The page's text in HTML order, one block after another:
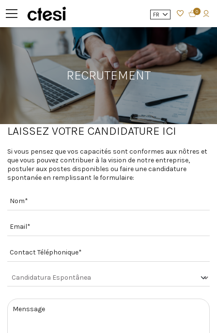
FR 0
RECRUTEMENT
LAISSEZ VOTRE CANDIDATURE ICI
Si vous pensez que vos capacités sont conformes aux nôtres et
que vous pouvez contribuer à la vision de notre entreprise,
postuler aux postes disponibles ou faire une candidature
spontanée en remplissant le formulaire: